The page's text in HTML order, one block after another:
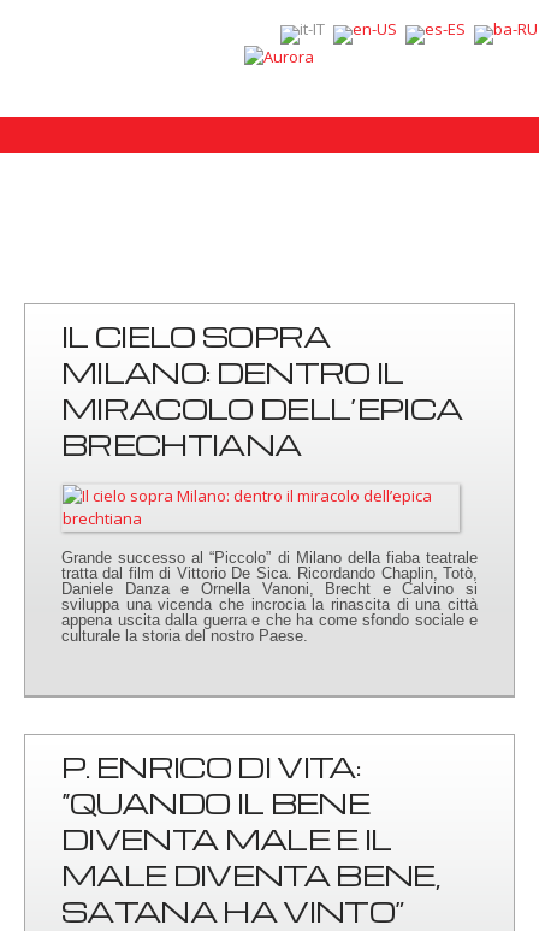
IL CIELO SOPRA
MILANO: DENTRO IL
MIRACOLO DELL’EPICA
BRECHTIANA
Grande successo al “Piccolo” di Milano della fiaba teatrale
tratta dal film di Vittorio De Sica. Ricordando Chaplin, Totò,
Daniele Danza e Ornella Vanoni, Brecht e Calvino si
sviluppa una vicenda che incrocia la rinascita di una città
appena uscita dalla guerra e che ha come sfondo sociale e
culturale la storia del nostro Paese.
P. ENRICO DI VITA:
“QUANDO IL BENE
DIVENTA MALE E IL
MALE DIVENTA BENE,
SATANA HA VINTO”